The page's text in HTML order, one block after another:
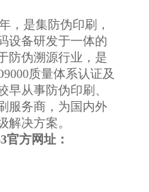
，是集防伪印刷，
设备研发于一体的
防伪溯源行业，是
质量体系认证及
早从事防伪印刷、
服务商，为国内外
解决方案。
官方网址：